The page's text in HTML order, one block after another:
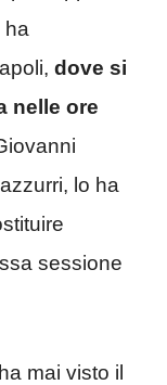
ha
dove si
nelle ore
lo ha
sessione
mai visto il